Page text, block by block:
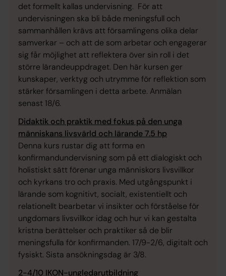
det formellt kallas undervisning. För att
undervisningen ska bli både meningsfull och
sammanhållen krävs att församlingens olika delar
samverkar – och att de som arbetar och engagerar
sig får möjlighet att reflektera över sin roll i det
större lärandeuppdraget. Den här kursen ger
kunskaper, verktyg och utrymme för reflektion som
stärker församlingen i detta arbete. Anmälan
senast 18/6.
Didaktik och praktik med fokus på den unga
människans livsvärld och lärande 7.5 hp
Denna kurs rustar dig att forma en
konfirmandundervisning som på ett dialogiskt och
holistiskt sätt förenar unga människors livsvillkor
och kyrkans tro och praxis. Med utgångspunkt i
lärande som kognitivt, socialt, existentiellt och
relationellt bearbetar vi insikter och förståelse för
ungdomars livsvillkor idag och hur vi kan gestalta
kristna berättelser och praktiker så de blir
meningsfulla för konfirmanden. 17/9-2/6, digitalt och
fysiskt. Sista ansökningsdag är 3/8.
2-4/10 IKON-ungledarutbildning